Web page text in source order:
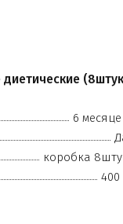
(8штук
6
коробка
400